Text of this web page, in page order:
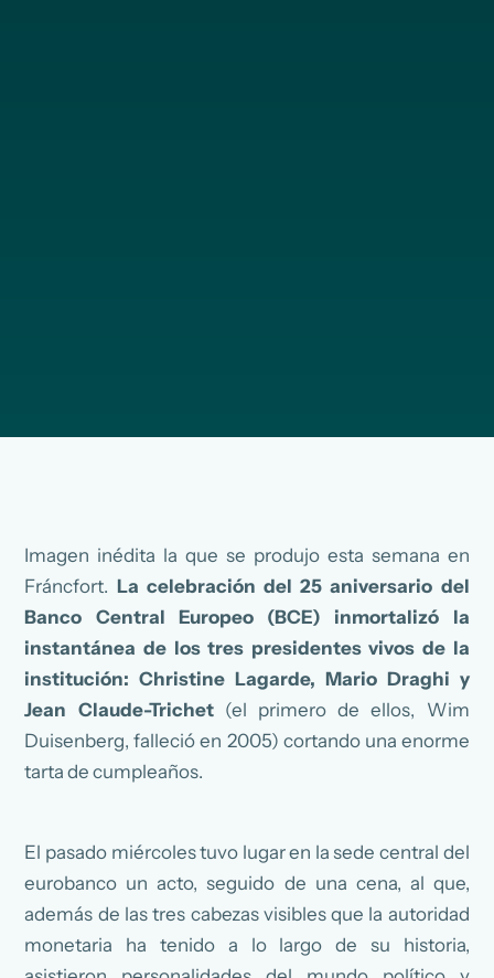
Imagen inédita la que se produjo esta semana en
Fráncfort. La celebración del 25 aniversario del
Banco Central Europeo (BCE) inmortalizó la
instantánea de los tres presidentes vivos de la
institución: Christine Lagarde, Mario Draghi y
Jean Claude-Trichet(el primero de ellos, Wim
Duisenberg, falleció en 2005) cortando una enorme
tarta de cumpleaños.
El pasado miércoles tuvo lugar en la sede central del
eurobanco un acto, seguido de una cena, al que,
además de las tres cabezas visibles que la autoridad
monetaria ha tenido a lo largo de su historia,